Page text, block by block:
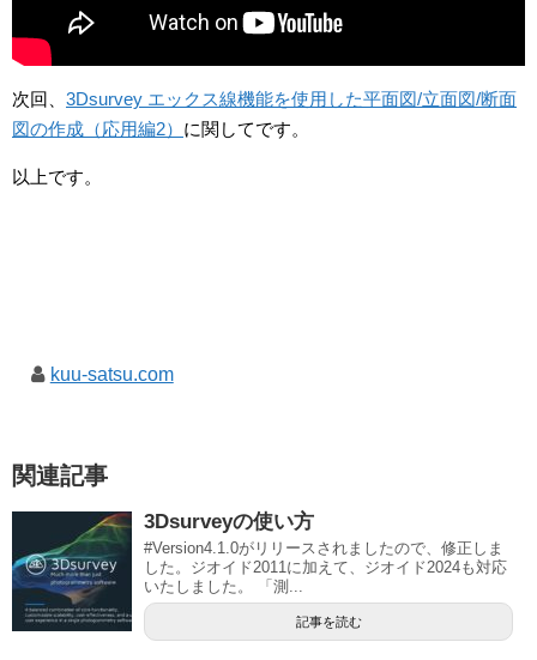
次回、 3Dsurvey エックス線機能を使用した平面図/立面図/断面
図の作成（応用編2） に関してです。
以上です。
kuu-satsu.com
関連記事
3Dsurveyの使い方
#Version4.1.0がリリースされましたので、修正しま
した。ジオイド2011に加えて、ジオイド2024も対応
いたしました。 「測...
記事を読む